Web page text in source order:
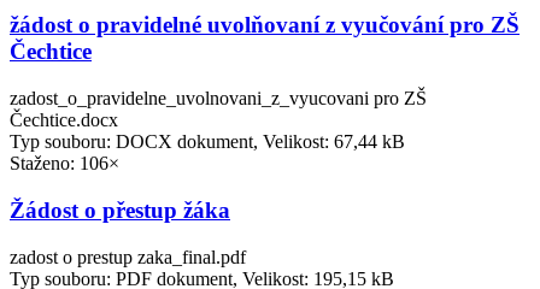
žádost o pravidelné uvolňovaní z vyučování pro ZŠ
Čechtice
zadost_o_pravidelne_uvolnovani_z_vyucovani pro ZŠ
Čechtice.docx
Typ souboru: DOCX dokument, Velikost: 67,44 kB
Staženo: 106×
Žádost o přestup žáka
zadost o prestup zaka_final.pdf
Typ souboru: PDF dokument, Velikost: 195,15 kB